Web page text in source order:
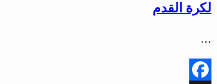
لكرة القدم
…